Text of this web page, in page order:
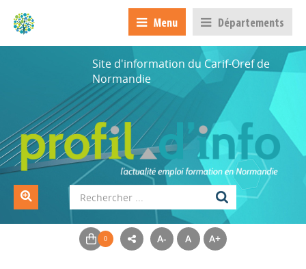
Menu Départements
Site d'information du Carif-Oref de
Normandie
A- A A+